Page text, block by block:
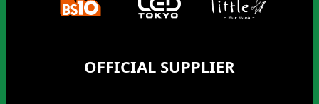
OFFICIAL SUPPLIER